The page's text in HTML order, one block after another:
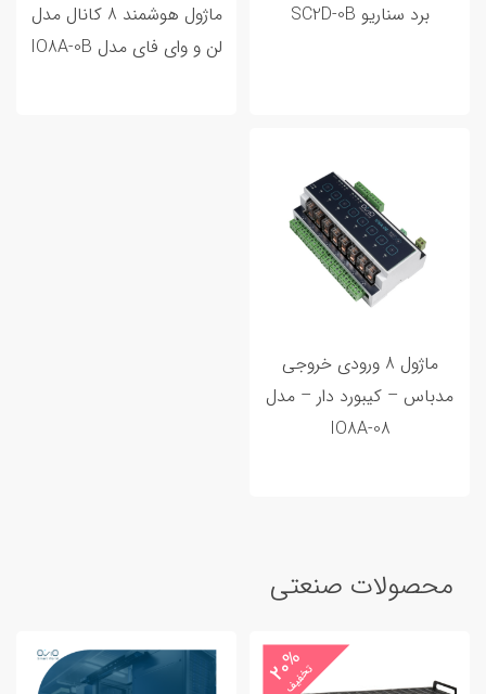
برد سناریو SC2D-0B
ماژول هوشمند 8 کانال مدل
لن و وای فای مدل IO8A-0B
ماژول 8 ورودی خروجی
مدباس – کیبورد دار – مدل
IO8A-08
محصولات صنعتی
20%